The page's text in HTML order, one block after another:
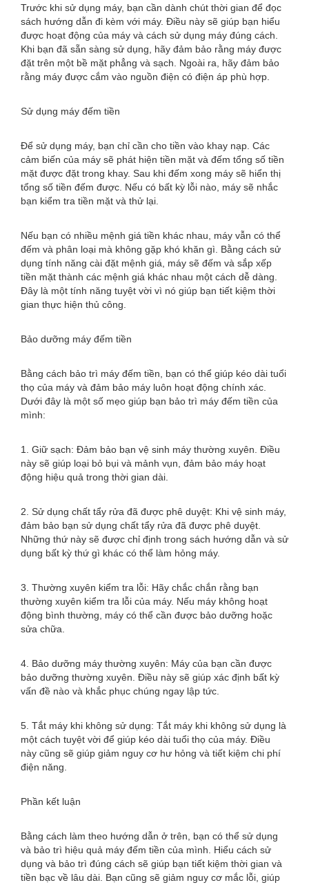
Trước khi sử dụng máy, bạn cần dành chút thời gian để đọc
sách hướng dẫn đi kèm với máy. Điều này sẽ giúp bạn hiểu
được hoạt động của máy và cách sử dụng máy đúng cách.
Khi bạn đã sẵn sàng sử dụng, hãy đảm bảo rằng máy được
đặt trên một bề mặt phẳng và sạch. Ngoài ra, hãy đảm bảo
rằng máy được cắm vào nguồn điện có điện áp phù hợp.
Sử dụng máy đếm tiền
Để sử dụng máy, bạn chỉ cần cho tiền vào khay nạp. Các
cảm biến của máy sẽ phát hiện tiền mặt và đếm tổng số tiền
mặt được đặt trong khay. Sau khi đếm xong máy sẽ hiển thị
tổng số tiền đếm được. Nếu có bất kỳ lỗi nào, máy sẽ nhắc
bạn kiểm tra tiền mặt và thử lại.
Nếu bạn có nhiều mệnh giá tiền khác nhau, máy vẫn có thể
đếm và phân loại mà không gặp khó khăn gì. Bằng cách sử
dụng tính năng cài đặt mệnh giá, máy sẽ đếm và sắp xếp
tiền mặt thành các mệnh giá khác nhau một cách dễ dàng.
Đây là một tính năng tuyệt vời vì nó giúp bạn tiết kiệm thời
gian thực hiện thủ công.
Bảo dưỡng máy đếm tiền
Bằng cách bảo trì máy đếm tiền, bạn có thể giúp kéo dài tuổi
thọ của máy và đảm bảo máy luôn hoạt động chính xác.
Dưới đây là một số mẹo giúp bạn bảo trì máy đếm tiền của
mình:
1. Giữ sạch: Đảm bảo bạn vệ sinh máy thường xuyên. Điều
này sẽ giúp loại bỏ bụi và mảnh vụn, đảm bảo máy hoạt
động hiệu quả trong thời gian dài.
2. Sử dụng chất tẩy rửa đã được phê duyệt: Khi vệ sinh máy,
đảm bảo bạn sử dụng chất tẩy rửa đã được phê duyệt.
Những thứ này sẽ được chỉ định trong sách hướng dẫn và sử
dụng bất kỳ thứ gì khác có thể làm hỏng máy.
3. Thường xuyên kiểm tra lỗi: Hãy chắc chắn rằng bạn
thường xuyên kiểm tra lỗi của máy. Nếu máy không hoạt
động bình thường, máy có thể cần được bảo dưỡng hoặc
sửa chữa.
4. Bảo dưỡng máy thường xuyên: Máy của bạn cần được
bảo dưỡng thường xuyên. Điều này sẽ giúp xác định bất kỳ
vấn đề nào và khắc phục chúng ngay lập tức.
5. Tắt máy khi không sử dụng: Tắt máy khi không sử dụng là
một cách tuyệt vời để giúp kéo dài tuổi thọ của máy. Điều
này cũng sẽ giúp giảm nguy cơ hư hỏng và tiết kiệm chi phí
điện năng.
Phần kết luận
Bằng cách làm theo hướng dẫn ở trên, bạn có thể sử dụng
và bảo trì hiệu quả máy đếm tiền của mình. Hiểu cách sử
dụng và bảo trì đúng cách sẽ giúp bạn tiết kiệm thời gian và
tiền bạc về lâu dài. Bạn cũng sẽ giảm nguy cơ mắc lỗi, giúp